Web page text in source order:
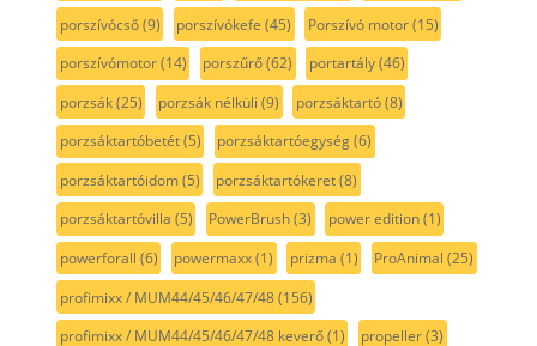
porszívócső(9) porszívókefe (45) Porszívó motor(15)
porszívómotor(14) porszűrő(62) portartály(46)
porzsák(25) porzsák nélküli (9) porzsáktartó(8)
porzsáktartóbetét(5) porzsáktartóegység(6)
porzsáktartóidom(5) porzsáktartókeret(8)
porzsáktartóvilla (5) PowerBrush(3) power edition(1)
powerforall (6) powermaxx(1) prizma (1) ProAnimal (25)
profimixx / MUM44/45/46/47/48(156)
profimixx / MUM44/45/46/47/48 keverő(1) propeller(3)